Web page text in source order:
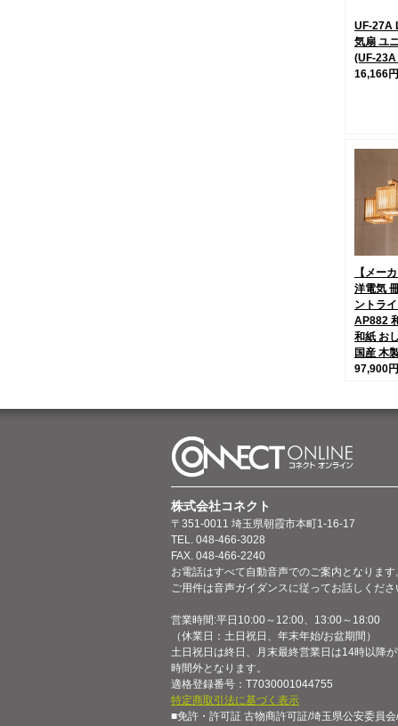
UF-27A
気扇 ユ
(UF-23A
16,166円
【メー
洋電気
ントラ
AP882
和紙 お
国産 木
97,900円
株式会社コネクト
〒351-0011 埼玉県朝霞市本町1-16-17
TEL. 048-466-3028
FAX. 048-466-2240
お電話はすべて自動音声でのご案内となります
ご用件は音声ガイダンスに従ってお話しくださ
営業時間:平日10:00～12:00、13:00～18:00
（休業日：土日祝日、年末年始/お盆期間）
土日祝日は終日、月末最終営業日は14時以降
時間外となります。
適格登録番号：T7030001044755
特定商取引法に基づく表示
■免許・許可証 古物商許可証/埼玉県公安委員会